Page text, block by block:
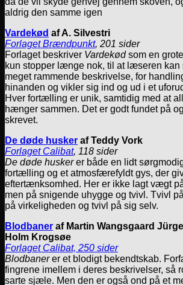
aldrig den samme igen
Vardekød af A. Silvestri
Forlaget Brændpunkt, 201 sider
Forlaget beskriver Vardekødsom en
kun stopper længe nok, til at læseren kan
meget rammende beskrivelse, for
hinanden og vikler sig ind og ud i et
Hver fortælling er unik, samtidig med at
hænger sammen. Det er godt fundet på
skrevet.
De døde husker af Teddy Vork
Forlaget Calibat, 118 sider
De døde huskerer både en lidt
fortælling og et atmosfærefyldt gys, der
eftertænksomhed. Her er ikke lagt vægt
men på snigende uhygge og tvivl. Tvivl
på virkeligheden og tvivl på sig selv.
Blodbaner af Martin Wangsgaard
Holm Krogsøe
Forlaget Calibat, 250 sider
Blodbanerer et blodigt bekendtskab.
fingrene imellem i deres beskrivelser, så
sarte sjæle. Men den er også ond på et